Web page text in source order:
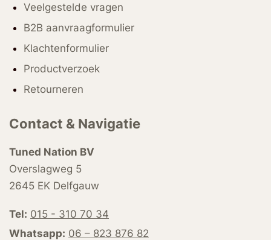
Veelgestelde vragen
B2B aanvraagformulier
Klachtenformulier
Productverzoek
Retourneren
Contact & Navigatie
Tuned Nation BV
Overslagweg 5
2645 EK Delfgauw
Tel: 015 - 310 70 34
Whatsapp: 06 – 823 876 82